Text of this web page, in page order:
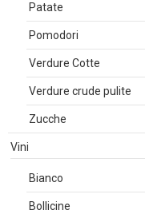
Patate
Pomodori
Verdure Cotte
Verdure crude pulite
Zucche
Vini
Bianco
Bollicine